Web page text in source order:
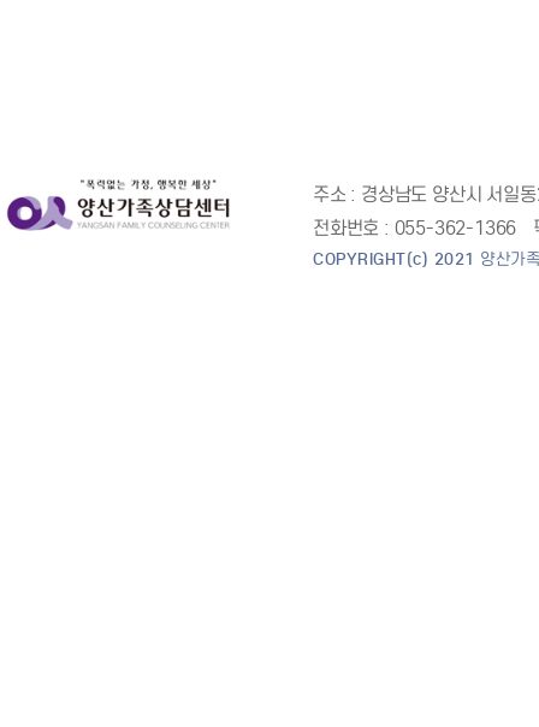
주소 : 경상남도 양산시 서일
전화번호 : 055-362-1366
COPYRIGHT(c) 2021 양산가